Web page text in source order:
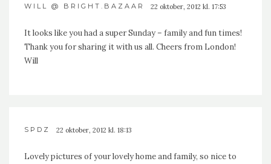
WILL @ BRIGHT.BAZAAR 22 oktober, 2012 kl. 17:53
It looks like you had a super Sunday – family and fun times!
Thank you for sharing it with us all. Cheers from London!
Will
SPDZ 22 oktober, 2012 kl. 18:13
Lovely pictures of your lovely home and family, so nice to